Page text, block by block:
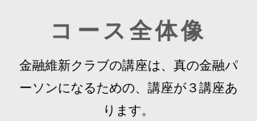
コース全体像
金融維新クラブの講座は、真の金融パ
ーソンになるための、講座が３講座あ
ります。